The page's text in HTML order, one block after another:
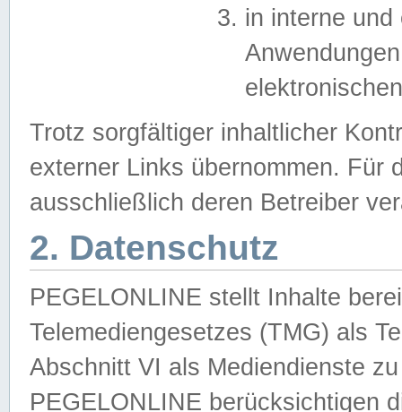
in interne
Trotz sorgfältiger inhaltlicher
externer Links übernommen. Für
ausschließlich deren Betreiber
2. Datenschutz
PEGELONLINE stellt Inhalte
Telemediengesetzes (TMG) als
Abschnitt VI als Mediendienste
PEGELONLINE berücksichtigen